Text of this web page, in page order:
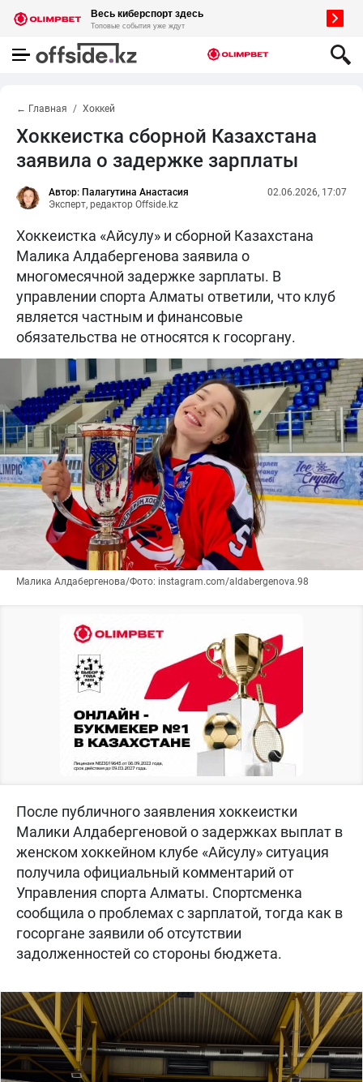
← Главная Хоккей
Хоккеистка сборной Казахстана
заявила о задержке зарплаты
Автор: Палагутина Анастасия
Эксперт, редактор Offside.kz
02.06.2026, 17:07
Хоккеистка «Айсулу» и сборной Казахстана
Малика Алдабергенова заявила о
многомесячной задержке зарплаты. В
управлении спорта Алматы ответили, что клуб
является частным и финансовые
обязательства не относятся к госоргану.
Малика Алдабергенова/Фото: instagram.com/aldabergenova.98
После публичного заявления хоккеистки
Малики Алдабергеновой о задержках выплат в
женском хоккейном клубе «Айсулу» ситуация
получила официальный комментарий от
Управления спорта Алматы. Спортсменка
сообщила о проблемах с зарплатой, тогда как в
госоргане заявили об отсутствии
задолженностей со стороны бюджета.